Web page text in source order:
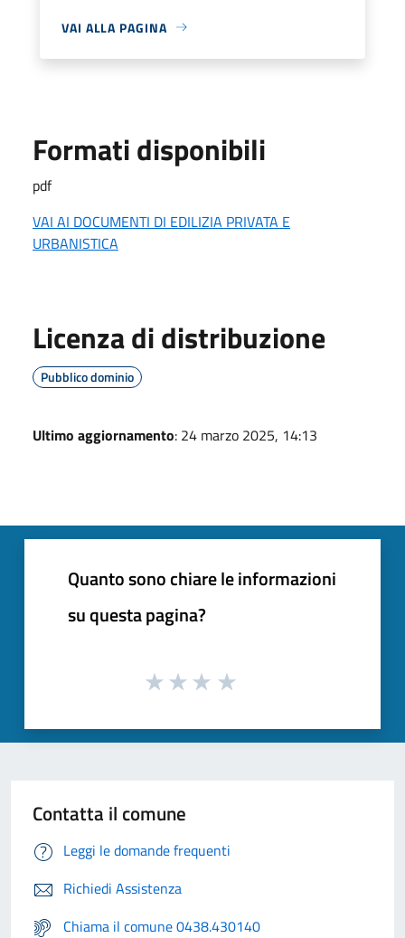
VAI ALLA PAGINA
Formati disponibili
pdf
VAI AI DOCUMENTI DI EDILIZIA PRIVATA E
URBANISTICA
Licenza di distribuzione
Pubblico dominio
Ultimo aggiornamento: 24 marzo 2025, 14:13
Quanto sono chiare le informazioni
su questa pagina?
Contatta il comune
Leggi le domande frequenti
Richiedi Assistenza
Chiama il comune 0438.430140